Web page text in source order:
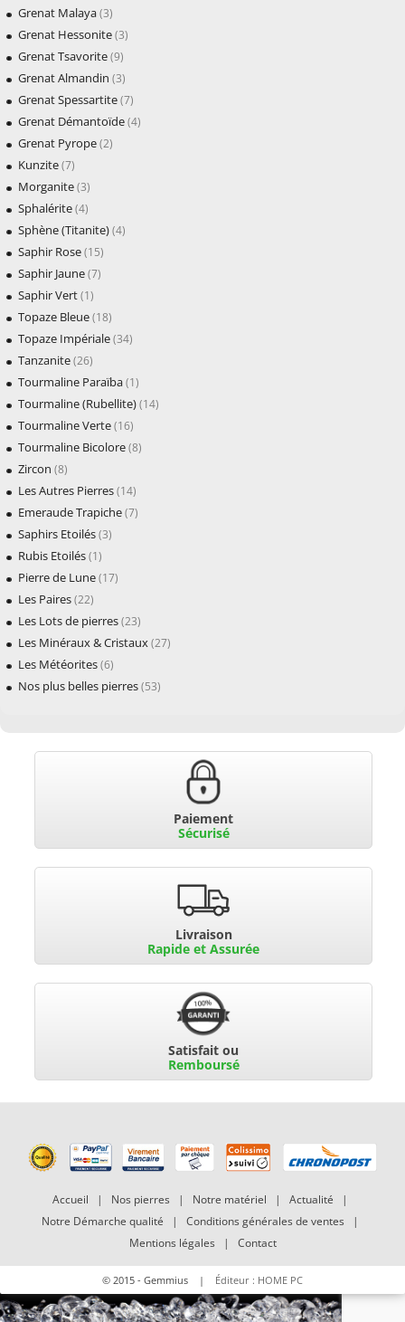
Grenat Malaya(3)
Grenat Hessonite(3)
Grenat Tsavorite(9)
Grenat Almandin (3)
Grenat Spessartite(7)
Grenat Démantoïde(4)
Grenat Pyrope(2)
Kunzite(7)
Morganite(3)
Sphalérite(4)
Sphène (Titanite)(4)
Saphir Rose(15)
Saphir Jaune(7)
Saphir Vert(1)
Topaze Bleue(18)
Topaze Impériale(34)
Tanzanite(26)
Tourmaline Paraïba(1)
Tourmaline (Rubellite)(14)
Tourmaline Verte(16)
Tourmaline Bicolore(8)
Zircon (8)
Les Autres Pierres(14)
Emeraude Trapiche(7)
Saphirs Etoilés(3)
Rubis Etoilés(1)
Pierre de Lune(17)
Les Paires(22)
Les Lots de pierres(23)
Les Minéraux & Cristaux(27)
Les Météorites(6)
Nos plus belles pierres(53)
Paiement
Sécurisé
Livraison
Rapide et Assurée
Satisfait ou
Remboursé
Accueil | Nos pierres | Notre matériel | Actualité |
Notre Démarche qualité | Conditions générales de ventes |
Mentions légales | Contact
© 2015 - Gemmius | Éditeur : HOME PC